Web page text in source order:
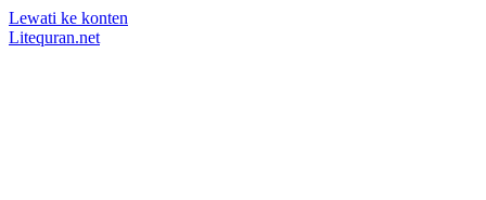
Lewati ke konten
Litequran.net